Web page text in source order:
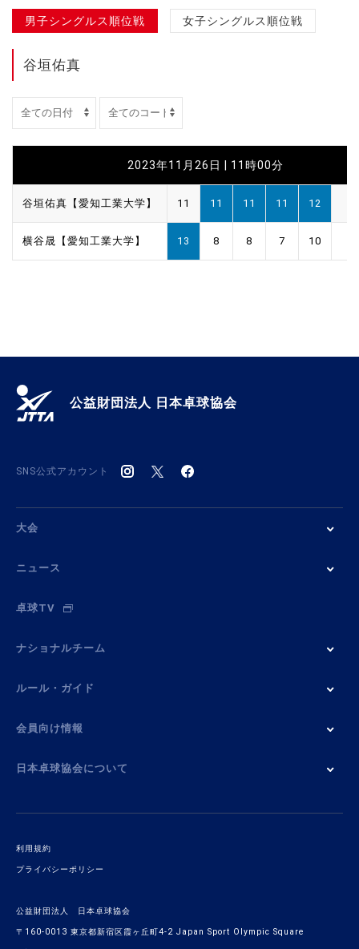
男子シングルス順位戦 女子シングルス順位戦
谷垣佑真
2023年11月26日 | 11時00分
谷垣佑真【愛知工業大学】 11 11 11 11 12
横谷晟【愛知工業大学】 13 8 8 7 10
公益財団法人 日本卓球協会
SNS公式アカウント
大会
ニュース
卓球TV
ナショナルチーム
ルール・ガイド
会員向け情報
日本卓球協会について
利用規約
プライバシーポリシー
公益財団法人 日本卓球協会
〒160-0013 東京都新宿区霞ヶ丘町4-2 Japan Sport Olympic Square